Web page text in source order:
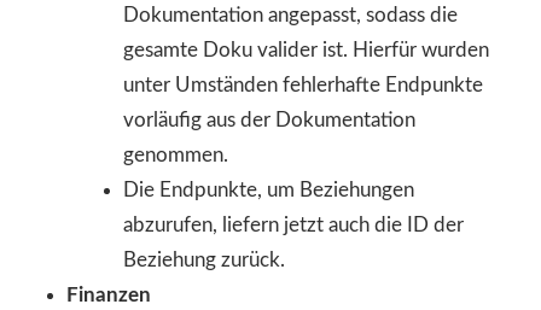
Dokumentation angepasst, sodass die
gesamte Doku valider ist. Hierfür wurden
unter Umständen fehlerhafte Endpunkte
vorläufig aus der Dokumentation
genommen.
Die Endpunkte, um Beziehungen
abzurufen, liefern jetzt auch die ID der
Beziehung zurück.
Finanzen